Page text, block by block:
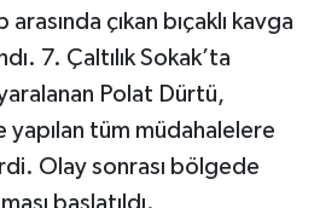
çıkan bıçaklı kavga
7. Çaltılık Sokak’ta
Polat Dürtü,
yapılan tüm müdahalelere
Olay sonrası bölgede